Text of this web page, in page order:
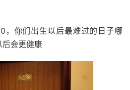
，你们出生以后最难过的日子哪
后会更健康